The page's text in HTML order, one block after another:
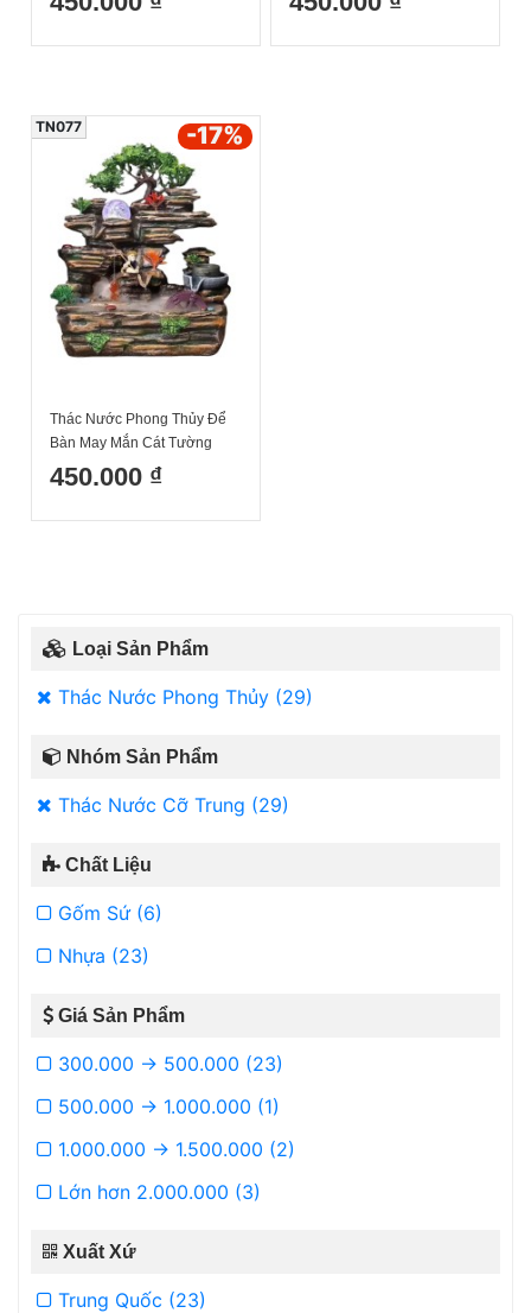
Loại Sản Phẩm
Thác Nước Phong Thủy (29)
Nhóm Sản Phẩm
Thác Nước Cỡ Trung (29)
Chất Liệu
Gốm Sứ (6)
Nhựa (23)
Giá Sản Phẩm
300.000 -> 500.000 (23)
500.000 -> 1.000.000 (1)
1.000.000 -> 1.500.000 (2)
Lớn hơn 2.000.000 (3)
Xuất Xứ
Trung Quốc (23)
Thác Nước Phong Thủy Để
Bàn May Mắn Cát Tường
Phát Lộc Mã 1709
450.000 ₫
TN077 -17%